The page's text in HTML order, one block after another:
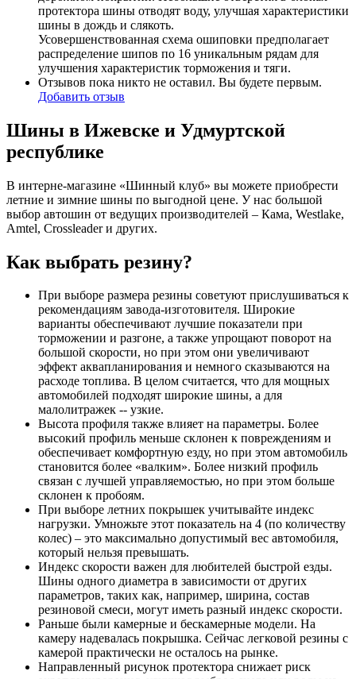
протектора шины отводят воду, улучшая характеристики
шины в дождь и слякоть.
Усовершенствованная схема ошиповки предполагает
распределение шипов по 16 уникальным рядам для
улучшения характеристик торможения и тяги.
Отзывов пока никто не оставил. Вы будете первым.
Добавить отзыв
Шины в Ижевске и Удмуртской
республике
В интерне-магазине «Шинный клуб» вы можете приобрести
летние и зимние шины по выгодной цене. У нас большой
выбор автошин от ведущих производителей – Кама, Westlake,
Amtel, Crossleader и других.
Как выбрать резину?
При выборе размера резины советуют прислушиваться к
рекомендациям завода-изготовителя. Широкие
варианты обеспечивают лучшие показатели при
торможении и разгоне, а также упрощают поворот на
большой скорости, но при этом они увеличивают
эффект аквапланирования и немного сказываются на
расходе топлива. В целом считается, что для мощных
автомобилей подходят широкие шины, а для
малолитражек -- узкие.
Высота профиля также влияет на параметры. Более
высокий профиль меньше склонен к повреждениям и
обеспечивает комфортную езду, но при этом автомобиль
становится более «валким». Более низкий профиль
связан с лучшей управляемостью, но при этом больше
склонен к пробоям.
При выборе летних покрышек учитывайте индекс
нагрузки. Умножьте этот показатель на 4 (по количеству
колес) – это максимально допустимый вес автомобиля,
который нельзя превышать.
Индекс скорости важен для любителей быстрой езды.
Шины одного диаметра в зависимости от других
параметров, таких как, например, ширина, состав
резиновой смеси, могут иметь разный индекс скорости.
Раньше были камерные и бескамерные модели. На
камеру надевалась покрышка. Сейчас легковой резины с
камерой практически не осталось на рынке.
Направленный рисунок протектора снижает риск